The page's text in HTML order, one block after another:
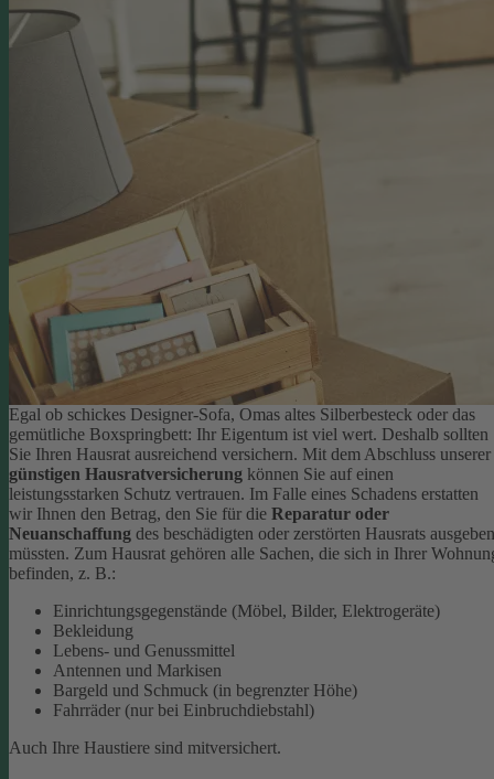
Egal ob schickes Designer-Sofa, Omas altes Silberbesteck oder das
gemütliche Boxspringbett: Ihr Eigentum ist viel wert. Deshalb sollten
Sie Ihren Hausrat ausreichend versichern. Mit dem Abschluss unserer
günstigen Hausratversicherung können Sie auf einen
leistungsstarken Schutz vertrauen. Im Falle eines Schadens erstatten
wir Ihnen den Betrag, den Sie für die Reparatur oder
Neuanschaffung des beschädigten oder zerstörten Hausrats ausgeben
müssten. Zum Hausrat gehören alle Sachen, die sich in Ihrer
befinden, z. B.:
Einrichtungsgegenstände (Möbel, Bilder, Elektrogeräte)
Bekleidung
Lebens- und Genussmittel
Antennen und Markisen
Bargeld und Schmuck (in begrenzter Höhe)
Fahrräder (nur bei Einbruchdiebstahl)
Auch Ihre Haustiere sind mitversichert.